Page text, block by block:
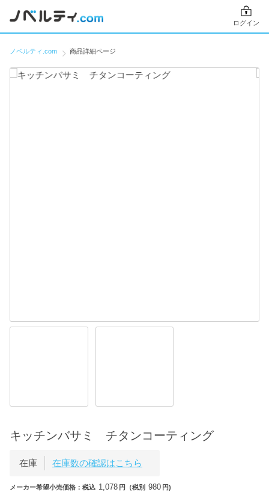
ログイン
ノベルティ.com 商品詳細ページ
キッチンバサミ チタンコーティング
在庫 在庫数の確認はこちら
メーカー希望小売価格：税込 1,078 円（税別 980 円)